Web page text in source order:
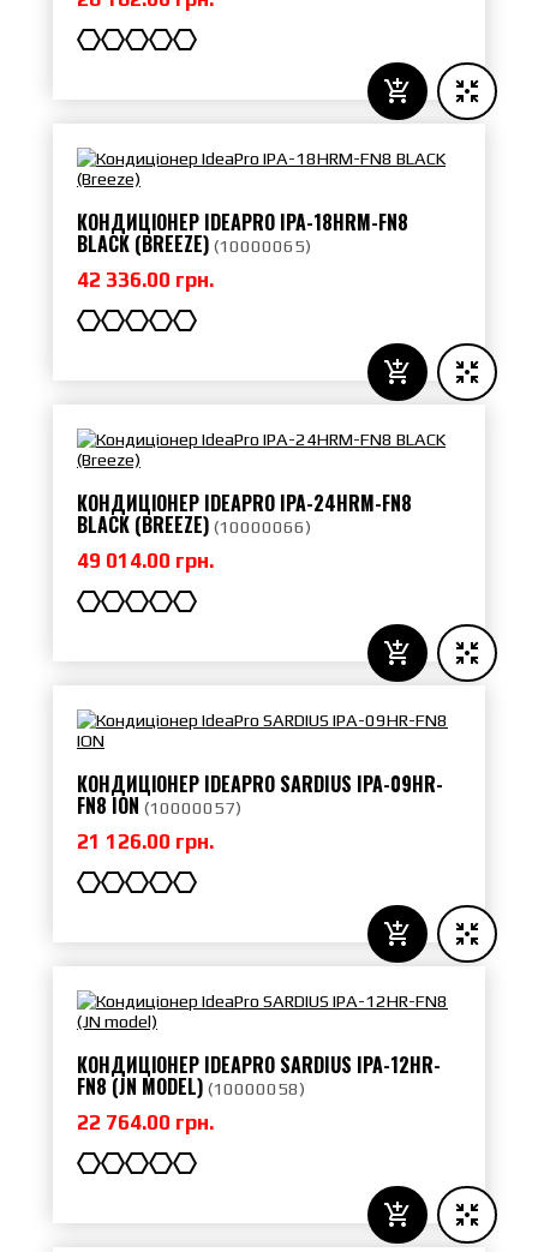
КОНДИЦІОНЕР IDEAPRO IPA-18HRM-FN8
BLACK (BREEZE) (10000065)
42 336.00 грн.
КОНДИЦІОНЕР IDEAPRO IPA-24HRM-FN8
BLACK (BREEZE) (10000066)
49 014.00 грн.
КОНДИЦІОНЕР IDEAPRO SARDIUS IPA-09HR-
FN8 ION (10000057)
21 126.00 грн.
КОНДИЦІОНЕР IDEAPRO SARDIUS IPA-12HR-
FN8 (JN MODEL) (10000058)
22 764.00 грн.